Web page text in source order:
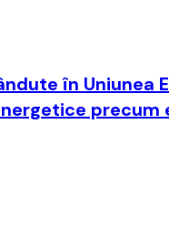
în Uniunea
precum